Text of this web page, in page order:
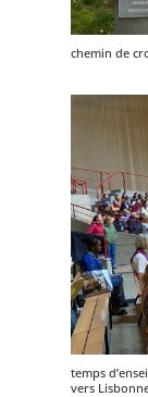
chemin de
temps
vers